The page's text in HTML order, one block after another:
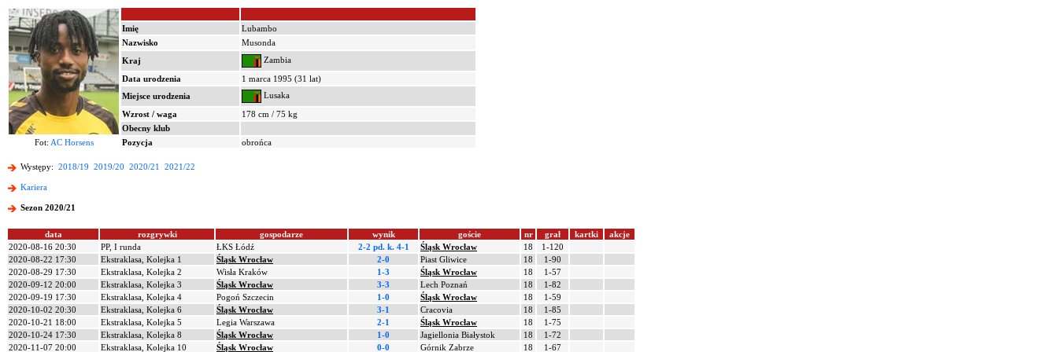
Imię
Lubambo
Nazwisko
Musonda
Kraj
Zambia
Data urodzenia
1 marca 1995 (31 lat)
Miejsce urodzenia
Lusaka
Wzrost / waga
178 cm / 75 kg
Obecny klub
Fot: AC Horsens Pozycja obrońca
Występy: 2018/19 2019/20 2020/21 2021/22
Kariera
Sezon 2020/21
data rozgrywki gospodarze wynik goście nr grał kartki
akcje
2020-08-16 20:30
PP, I runda ŁKS Łódź 2-2 pd. k. 4-1 Śląsk Wrocław 18
1-120
2020-08-22 17:30
Ekstraklasa, Kolejka 1 Śląsk Wrocław 2-0 Piast Gliwice 18
1-90
2020-08-29 17:30
Ekstraklasa, Kolejka 2 Wisła Kraków 1-3 Śląsk Wrocław 18
1-57
2020-09-12 20:00
Ekstraklasa, Kolejka 3 Śląsk Wrocław 3-3 Lech Poznań 18
1-82
2020-09-19 17:30
Ekstraklasa, Kolejka 4 Pogoń Szczecin 1-0 Śląsk Wrocław 18
1-59
2020-10-02 20:30
Ekstraklasa, Kolejka 6 Śląsk Wrocław 3-1 Cracovia 18
1-85
2020-10-21 18:00
Ekstraklasa, Kolejka 5 Legia Warszawa 2-1 Śląsk Wrocław 18
1-75
2020-10-24 17:30
Ekstraklasa, Kolejka 8 Śląsk Wrocław 1-0 Jagiellonia Białystok 18
1-72
2020-11-07 20:00
Ekstraklasa, Kolejka 10 Śląsk Wrocław 0-0 Górnik Zabrze 18 1-67